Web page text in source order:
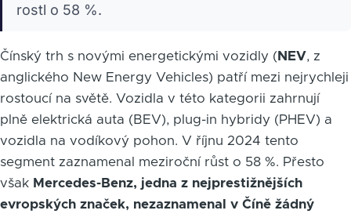
rostl o 58 %.
Čínský trh s novými energetickými vozidly ( NEV, z
anglického New Energy Vehicles) patří mezi nejrychleji
rostoucí na světě. Vozidla v této kategorii zahrnují
plně elektrická auta (BEV), plug-in hybridy (PHEV) a
vozidla na vodíkový pohon. V říjnu 2024 tento
segment zaznamenal meziroční růst o 58 %. Přesto
však Mercedes-Benz, jedna z nejprestižnějších
evropských značek, nezaznamenal v Číně žádný